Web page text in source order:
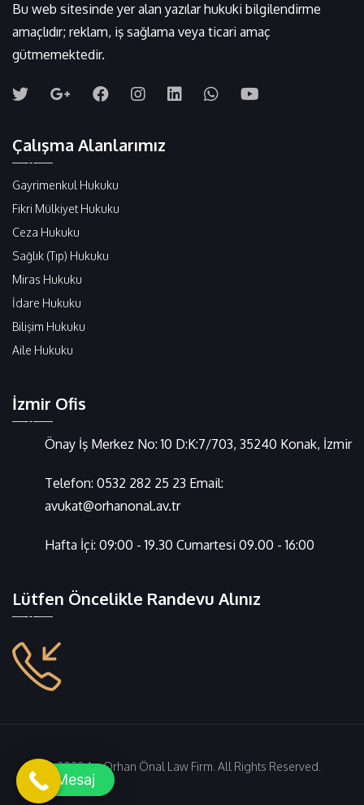
Bu web sitesinde yer alan yazılar hukuki bilgilendirme
amaçlıdır; reklam, iş sağlama veya ticari amaç
gütmemektedir.
Çalışma Alanlarımız
Gayrimenkul Hukuku
Fikri Mülkiyet Hukuku
Ceza Hukuku
Sağlık (Tıp) Hukuku
Miras Hukuku
İdare Hukuku
Bilişim Hukuku
Aile Hukuku
İzmir Ofis
Önay İş Merkez No: 10 D:K:7/703, 35240 Konak, İzmir
Telefon: 0532 282 25 23 Email:
avukat@orhanonal.av.tr
Hafta İçi: 09:00 - 19.30 Cumartesi 09.00 - 16:00
Lütfen Öncelikle Randevu Alınız
© 2022 Av. Orhan Önal Law Firm. All Rights Reserved.
Mesaj